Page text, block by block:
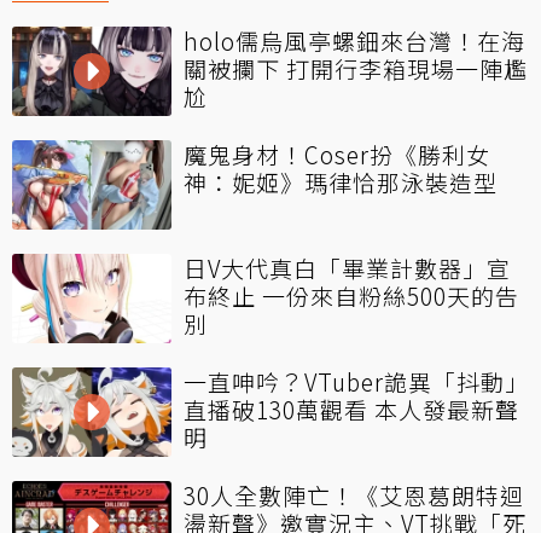
holo儒烏風亭螺鈿來台灣！在海
關被攔下 打開行李箱現場一陣尷
尬
魔鬼身材！Coser扮《勝利女
神：妮姬》瑪律恰那泳裝造型
日V大代真白「畢業計數器」宣
布終止 一份來自粉絲500天的告
別
一直呻吟？VTuber詭異「抖動」
直播破130萬觀看 本人發最新聲
明
30人全數陣亡！《艾恩葛朗特迴
盪新聲》邀實況主、VT挑戰「死